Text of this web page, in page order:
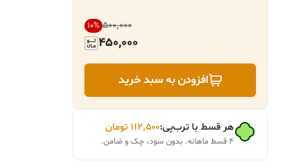
۵۰۰٬۰۰۰ 10%
450,000
افزودن به سبد خرید
هر قسط با ترب‌پی:۱۱۲٬۵۰۰ تومان
۴ قسط ماهانه. بدون سود، چک و ضامن.